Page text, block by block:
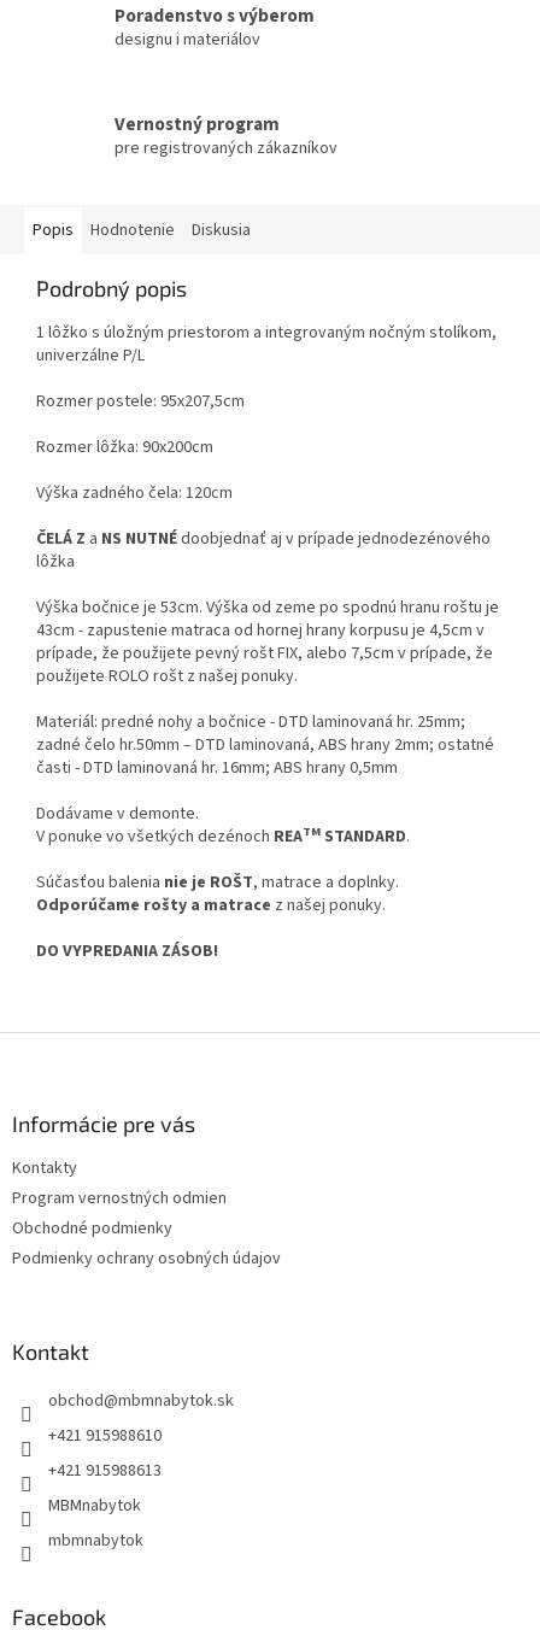
Poradenstvo s výberom
designu i materiálov
Vernostný program
pre registrovaných zákazníkov
Popis Hodnotenie Diskusia
Podrobný popis
1 lôžko s úložným priestorom a integrovaným nočným stolíkom,
univerzálne P/L
Rozmer postele: 95x207,5cm
Rozmer lôžka: 90x200cm
Výška zadného čela: 120cm
ČELÁ Z a NS NUTNÉdoobjednať aj v prípade jednodezénového
lôžka
Výška bočnice je 53cm. Výška od zeme po spodnú hranu roštu je
43cm - zapustenie matraca od hornej hrany korpusu je 4,5cm v
prípade, že použijete pevný rošt FIX, alebo 7,5cm v prípade, že
použijete ROLO rošt z našej ponuky.
Materiál: predné nohy a bočnice - DTD laminovaná hr. 25mm;
zadné čelo hr.50mm – DTD laminovaná, ABS hrany 2mm; ostatné
časti - DTD laminovaná hr. 16mm; ABS hrany 0,5mm
Dodávame v demonte.
V ponuke vo všetkých dezénoch REATM STANDARD.
Súčasťou balenia nie je ROŠT, matrace a doplnky.
Odporúčame rošty a matrace z našej ponuky.
DO VYPREDANIA ZÁSOB!
Informácie pre vás
Kontakty
Program vernostných odmien
Obchodné podmienky
Podmienky ochrany osobných údajov
Kontakt
obchod@mbmnabytok.sk
+421 915988610
+421 915988613
MBMnabytok
mbmnabytok
Facebook